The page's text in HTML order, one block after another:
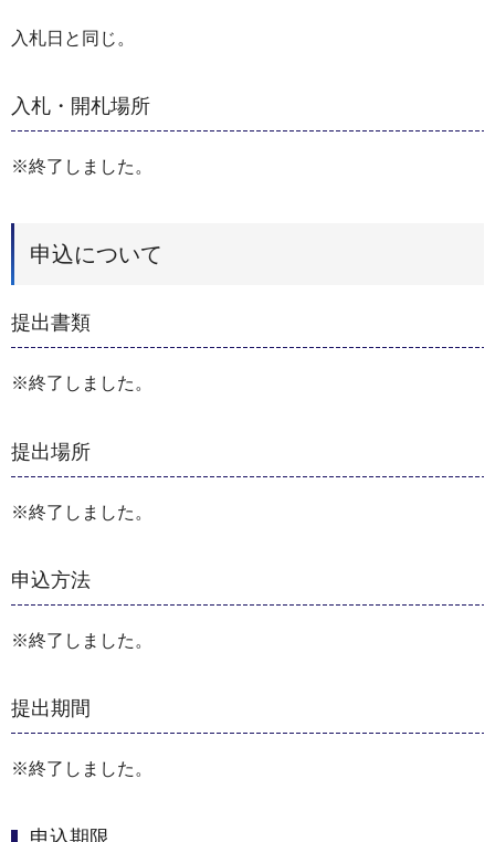
入札日と同じ。
入札・開札場所
※終了しました。
申込について
提出書類
※終了しました。
提出場所
※終了しました。
申込方法
※終了しました。
提出期間
※終了しました。
申込期限